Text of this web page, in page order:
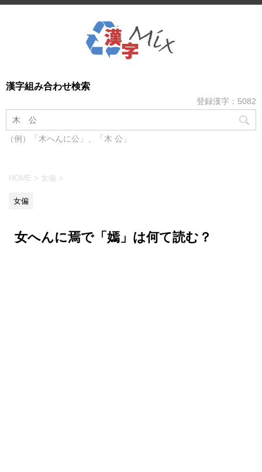
漢字組み合わせ検索
登録漢字：5082
（例）「木へんに公」、「木 公」
HOME > 女偏 >
女偏
女へんに焉で「嫣」は何て読む？